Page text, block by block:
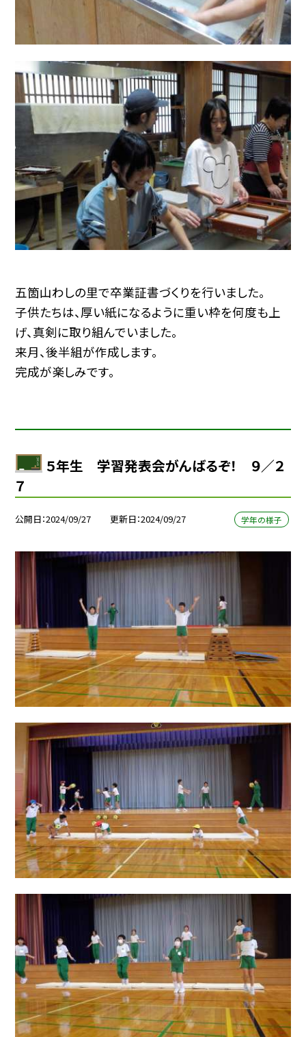
五箇山わしの里で卒業証書づくりを行いました。
子供たちは、厚い紙になるように重い枠を何度も上
げ、真剣に取り組んでいました。
来月、後半組が作成します。
完成が楽しみです。
５年生 学習発表会がんばるぞ！ ９／２
７
公開日 2024/09/27 更新日 2024/09/27 学年の様子